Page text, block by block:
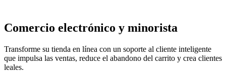
Comercio electrónico y minorista
Transforme su tienda en línea con un soporte al cliente inteligente
que impulsa las ventas, reduce el abandono del carrito y crea clientes
leales.